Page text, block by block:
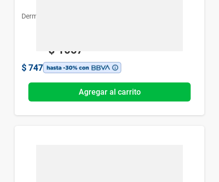
Dermaglós
$ 1067
$ 747
Agregar al carrito